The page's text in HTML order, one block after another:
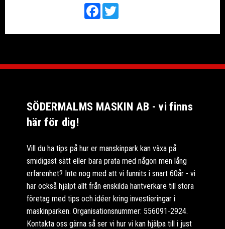
FacebookTwitter
SÖDERMALMS MASKIN AB - vi finns
här för dig!
Vill du ha tips på hur er manskinpark kan växa på
smidigast sätt eller bara prata med någon men lång
erfarenhet? Inte nog med att vi funnits i snart 60år - vi
har också hjälpt allt från enskilda hantverkare till stora
företag med tips och idéer kring investieringar i
maskinparken. Organisationsnummer: 556091-2924.
Kontakta oss gärna så ser vi hur vi kan hjälpa till i just